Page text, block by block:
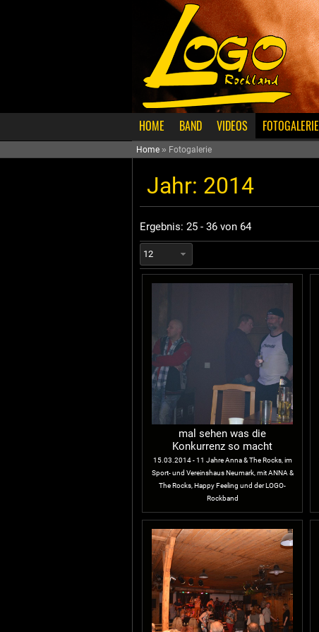
HOME BAND VIDEOS FOTOGALERIE
Home » Fotogalerie
Jahr: 2014
Ergebnis: 25 - 36 von 64
12
mal sehen was die
Konkurrenz so macht
15.03.2014 - 11 Jahre Anna & The Rocks, im
Sport- und Vereinshaus Neumark, mit ANNA &
The Rocks, Happy Feeling und der LOGO-
Rockband